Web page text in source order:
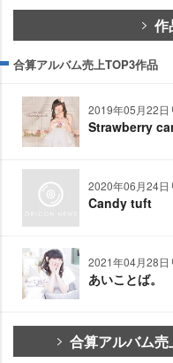
作
合算アルバム売上TOP3作品
2019年05月22日
Strawberry
2020年06月24日
Candy tuft
2021年04月28日
あいことば。
合算アルバム